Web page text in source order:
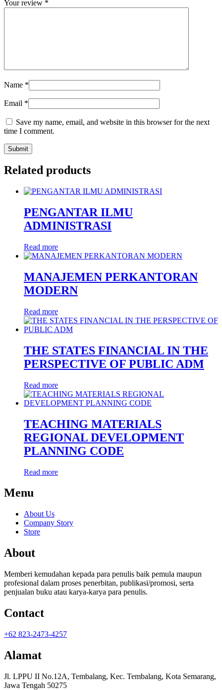
Your review *
Name *
Email *
Save my name, email, and website in this browser for the next
time I comment.
Related products
PENGANTAR ILMU
ADMINISTRASI
Read more
MANAJEMEN PERKANTORAN
MODERN
Read more
THE STATES FINANCIAL IN THE
PERSPECTIVE OF PUBLIC ADM
Read more
TEACHING MATERIALS
REGIONAL DEVELOPMENT
PLANNING CODE
Read more
Menu
About Us
Company Story
Store
About
Memberi kemudahan kepada para penulis baik pemula maupun
profesional dalam proses penerbitan, publikasi/promosi, serta
penjualan buku atau karya-karya para penulis.
Contact
+62 823-2473-4257
Alamat
Jl. LPPU II No.12A, Tembalang, Kec. Tembalang, Kota Semarang,
Jawa Tengah 50275